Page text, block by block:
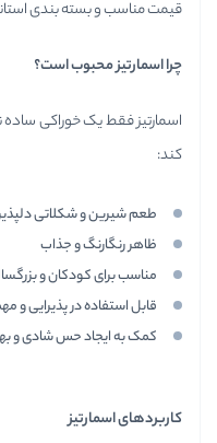
قیمت مناسب و بسته بندی
چرا اسمارتیز محبوب است؟
اسمارتیز فقط یک خوراکی
کند:
طعم شیرین و شکلاتی
ظاهر رنگارنگ و جذاب
مناسب برای کودکان و
قابل استفاده در پذیرایی و
کمک به ایجاد حس شادی و
کاربردهای اسمارتیز